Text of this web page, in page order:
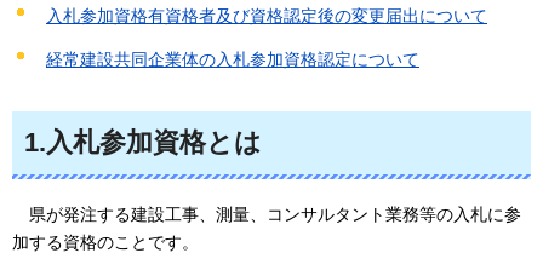
入札参加資格有資格者及び資格認定後の変更届出について
経常建設共同企業体の入札参加資格認定について
1.入札参加資格とは
県が発注する建設工事、測量、コンサルタント業務等の入札に参
加する資格のことです。